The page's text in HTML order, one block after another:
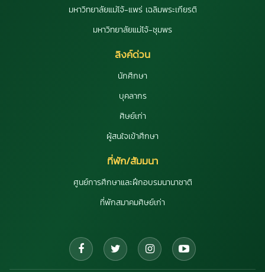
มหาวิทยาลัยแม่โจ้-แพร่ เฉลิมพระเกียรติ
มหาวิทยาลัยแม่โจ้-ชุมพร
ลิงค์ด่วน
นักศึกษา
บุคลากร
ศิษย์เก่า
ผู้สนใจเข้าศึกษา
ที่พัก/สัมมนา
ศูนย์การศึกษาและฝึกอบรมนานาชาติ
ที่พักสมาคมศิษย์เก่า